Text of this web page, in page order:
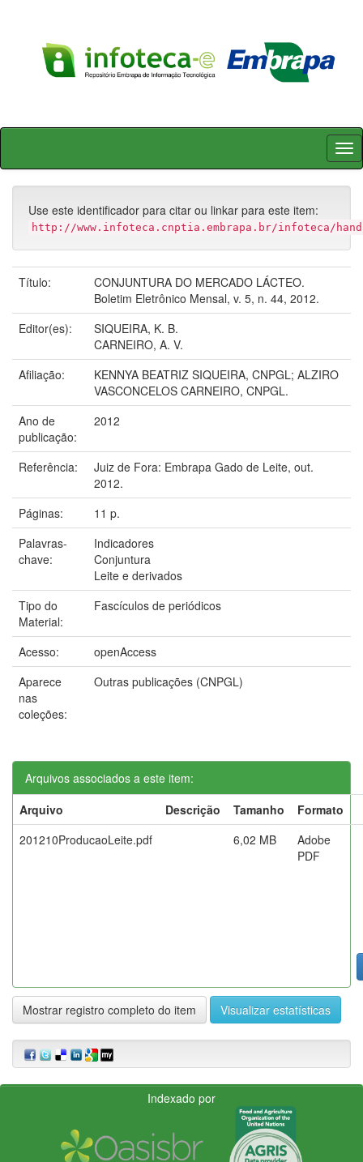
Skip
Use este identificador para citar ou linkar para este item:
http://www.infoteca.cnptia.embrapa.br/infoteca/
Título:
CONJUNTURA DO MERCADO LÁCTEO.
Boletim Eletrônico Mensal, v. 5, n. 44, 2012.
Editor(es):
SIQUEIRA, K. B.
CARNEIRO, A. V.
Afiliação:
KENNYA BEATRIZ SIQUEIRA, CNPGL; ALZIRO
VASCONCELOS CARNEIRO, CNPGL.
Ano de
publicação:
2012
Referência:
Juiz de Fora: Embrapa Gado de Leite, out.
2012.
Páginas:
11 p.
Palavras-
chave:
Indicadores
Conjuntura
Leite e derivados
Tipo do
Material:
Fascículos de periódicos
Acesso:
openAccess
Aparece
nas
coleções:
Outras publicações (CNPGL)
Arquivos associados a este item:
Arquivo
Descrição Tamanho
Formato
201210ProducaoLeite.pdf
6,02 MB
Adobe
PDF
Mostrar registro completo do item Visualizar estatísticas
Indexado por